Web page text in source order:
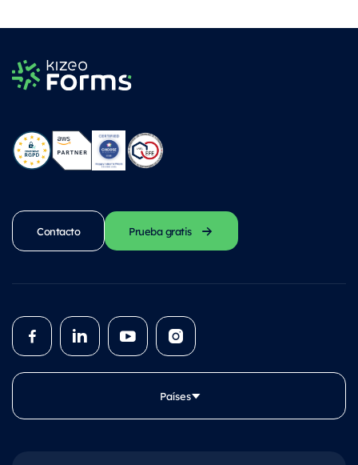
Contacto Prueba gratis
Países